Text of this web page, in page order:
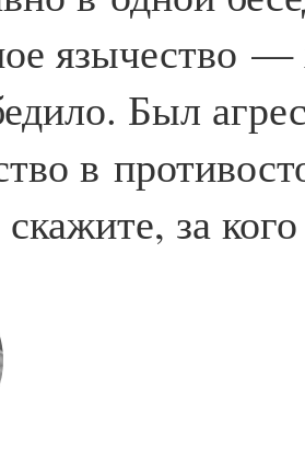
язычество
Был
в
за